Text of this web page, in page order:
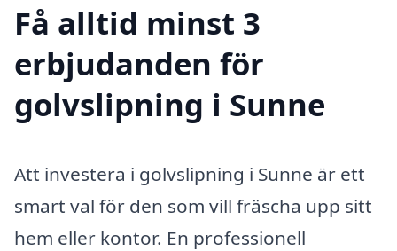
Få alltid minst 3
erbjudanden för
golvslipning i Sunne
Att investera i golvslipning i Sunne är ett
smart val för den som vill fräscha upp sitt
hem eller kontor. En professionell